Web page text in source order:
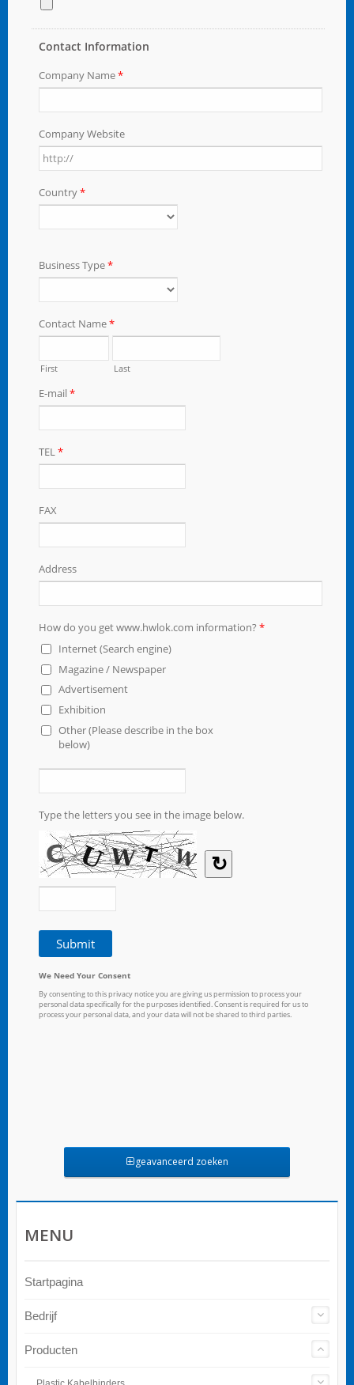
geavanceerd zoeken
MENU
Startpagina
Bedrijf
Producten